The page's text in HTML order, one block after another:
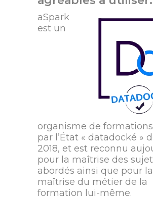
aSpark
est un
organisme de
par l’État « datadocké »
2018, et est reconnu
pour la maîtrise des
abordés ainsi que pour la
maîtrise du métier de la
formation lui-même.